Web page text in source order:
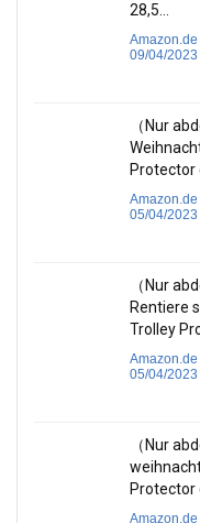
28,5…
09/04/2023
（Nur
Protector
05/04/2023
（Nur
Rentiere
Trolley
05/04/2023
（Nur
Protector